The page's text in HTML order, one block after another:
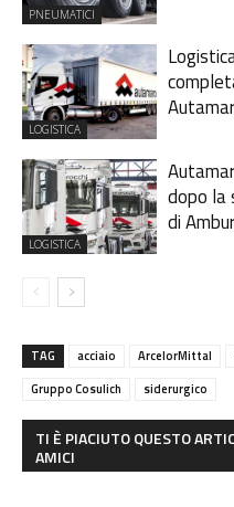
PNEUMATICI
LOGISTICA
LOGISTICA
dopo la
di
TAG acciaio ArcelorMittal
Gruppo Cosulich
siderurgico
TI È PIACIUTO QUESTO
AMICI